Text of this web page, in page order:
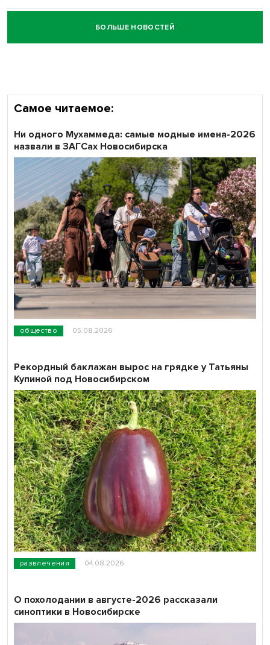
Честный выбор: видеонаблюдение обеспечит
объективность результатов ЕДГ в Новосибирской
БОЛЬШЕ НОВОСТЕЙ
Самое читаемое:
общество 05.08.2026
Ни одного Мухаммеда: самые модные имена-2026
назвали в ЗАГСах Новосибирска
развлечения 04.08.2026
Рекордный баклажан вырос на грядке у Татьяны
Купиной под Новосибирском
О похолодании в августе-2026 рассказали
синоптики в Новосибирске